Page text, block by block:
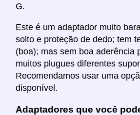
G.
Este é um adaptador muito
solto e proteção de dedo; tem
(boa); mas sem boa aderência
muitos plugues diferentes
Recomendamos usar uma
disponível.
Adaptadores que você